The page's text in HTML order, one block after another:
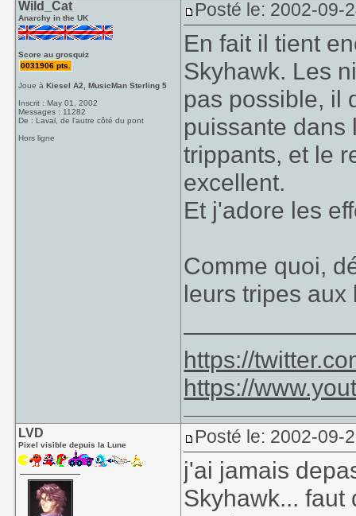
Wild_Cat
Anarchy in the UK
Score au grosquiz
0031906 pts.
Joue àKiesel A2, MusicMan Sterling 5
Inscrit : May 01, 2002
Messages : 11282
De : Laval, de l'autre côté du pont
Hors ligne
Posté le: 2002-09-
En fait il tient
Skyhawk. Les
pas possible, il
puissante dans
trippants, et le
excellent.
Et j'adore les
Comme quoi,
leurs tripes
https://
https://
LVD
Pixel visible depuis la Lune Posté le: 2002-09-
j'ai jamais
Skyhawk... faut